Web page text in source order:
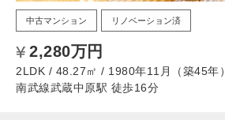
中古マンション リノベーション済
2,280万円
2LDK / 48.27㎡ / 1980年11月（築45年）
南武線武蔵中原駅 徒歩16分